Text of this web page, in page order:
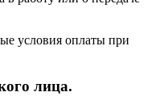
условия оплаты при
лица.